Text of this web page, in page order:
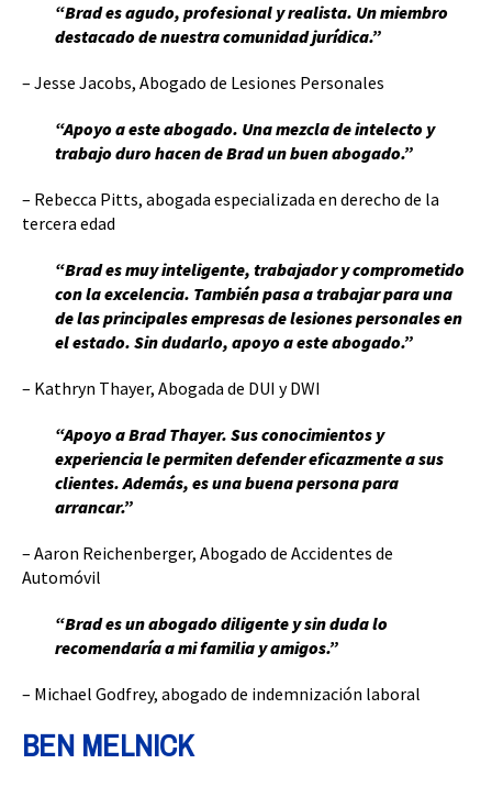
“Brad es agudo, profesional y realista. Un miembro
destacado de nuestra comunidad jurídica.”
– Jesse Jacobs, Abogado de Lesiones Personales
“Apoyo a este abogado. Una mezcla de intelecto y
trabajo duro hacen de Brad un buen abogado.”
– Rebecca Pitts, abogada especializada en derecho de la
tercera edad
“Brad es muy inteligente, trabajador y comprometido
con la excelencia. También pasa a trabajar para una
de las principales empresas de lesiones personales en
el estado. Sin dudarlo, apoyo a este abogado.”
– Kathryn Thayer, Abogada de DUI y DWI
“Apoyo a Brad Thayer. Sus conocimientos y
experiencia le permiten defender eficazmente a sus
clientes. Además, es una buena persona para
arrancar.”
– Aaron Reichenberger, Abogado de Accidentes de
Automóvil
“Brad es un abogado diligente y sin duda lo
recomendaría a mi familia y amigos.”
– Michael Godfrey, abogado de indemnización laboral
BEN MELNICK